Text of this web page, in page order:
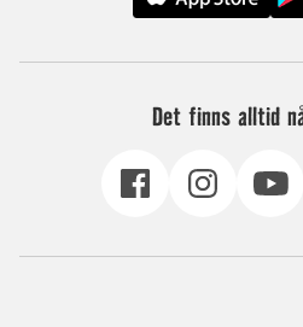
Det finns alltid